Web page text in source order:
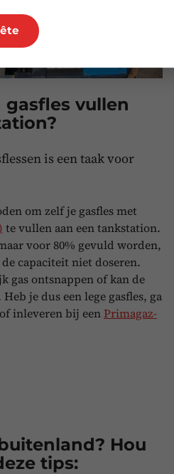
gasfles vullen
is een taak voor
om zelf je gasfles met
te vullen aan een tankstation.
voor 80% gevuld worden,
capaciteit niet doseren.
gas ontsnappen of kan de
je dus een lege gasfles, ga
inleveren bij eenPrimagaz-
Hou
tips: